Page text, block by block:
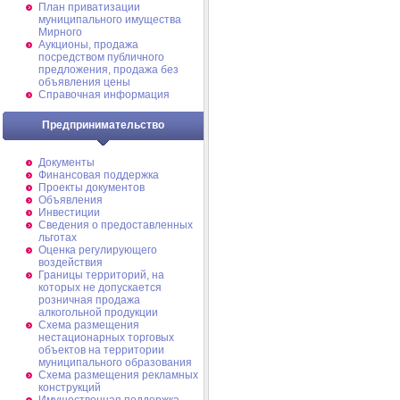
План приватизации
муниципального имущества
Мирного
Аукционы, продажа
посредством публичного
предложения, продажа без
объявления цены
Справочная информация
Предпринимательство
Документы
Финансовая поддержка
Проекты документов
Объявления
Инвестиции
Сведения о предоставленных
льготах
Оценка регулирующего
воздействия
Границы территорий, на
которых не допускается
розничная продажа
алкогольной продукции
Схема размещения
нестационарных торговых
объектов на территории
муниципального образования
Схема размещения рекламных
конструкций